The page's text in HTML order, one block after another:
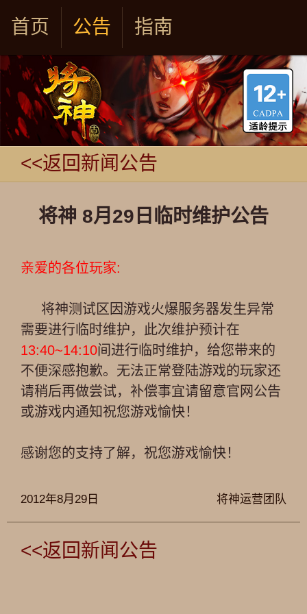
首页 公告 指南
<<返回新闻公告
将神 8月29日临时维护公告
亲爱的各位玩家:
将神测试区因游戏火爆服务器发生异常
需要进行临时维护，此次维护预计在
13:40~14:10间进行临时维护，给您带来的
不便深感抱歉。无法正常登陆游戏的玩家还
请稍后再做尝试，补偿事宜请留意官网公告
或游戏内通知祝您游戏愉快！
感谢您的支持了解，祝您游戏愉快！
将神运营团队
2012年8月29日
<<返回新闻公告